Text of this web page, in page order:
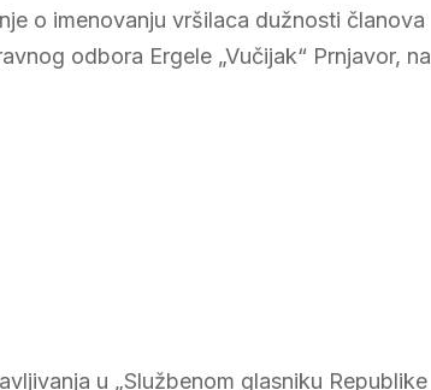
o imenovanju vršilaca dužnosti članova
odbora Ergele „Vučijak“ Prnjavor, na
u „Službenom glasniku Republike